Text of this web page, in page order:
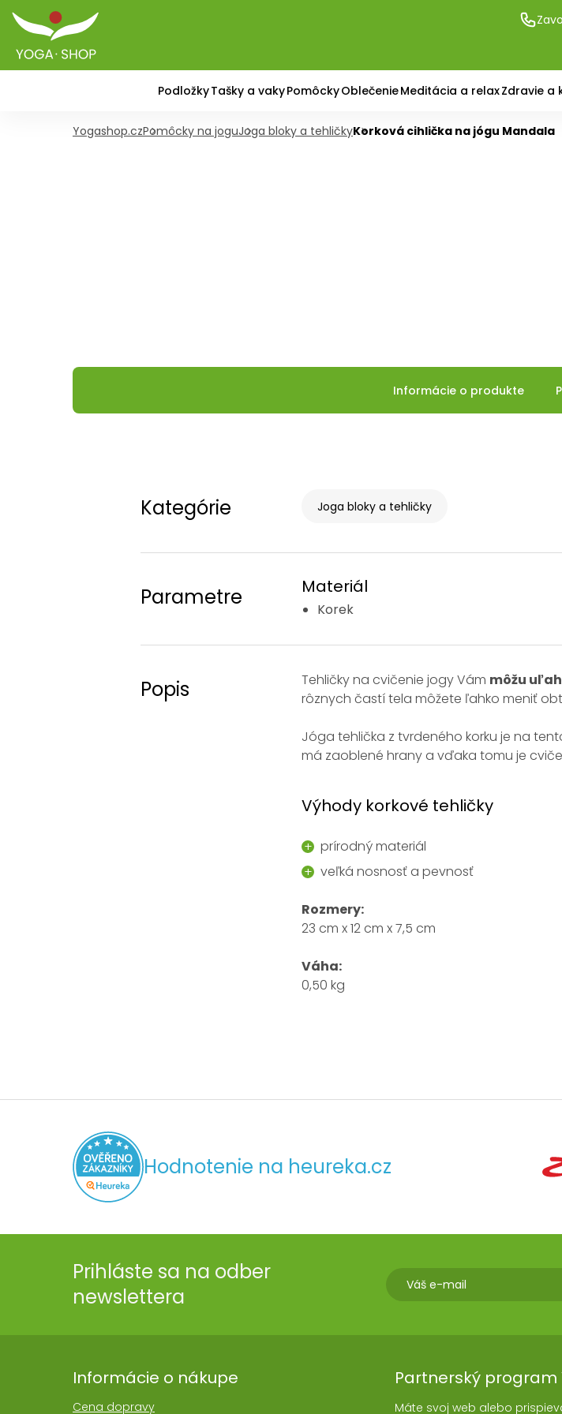
PodložkyTašky a vakyPomôckyOblečenieMeditácia a relaxZdravie a
Yogashop.czPomôcky na joguJoga bloky a tehličkyKorková cihlička na jógu Mandala
Informácie o produkte
Kategórie Joga bloky a tehličky
Parametre Materiál
Korek
Popis Tehličky na cvičenie jogy Vám môžu
rôznych častí tela môžete ľahko meniť
Jóga tehlička z tvrdeného korku je na
má zaoblené hrany a vďaka tomu je
Výhody korkové tehličky
prírodný materiál
veľká nosnosť a pevnosť
Rozmery:
23 cm x 12 cm x 7,5 cm
Váha:
0,50 kg
Hodnotenie na heureka.cz
Prihláste sa na odber
newslettera
Informácie o nákupe
Cena dopravy
Partnerský program
Máte svoj web alebo